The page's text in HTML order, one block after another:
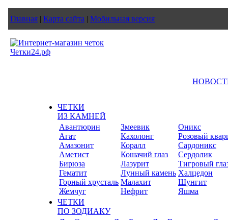
Главная | Карта сайта | Мобильная версия
ЧЕТКИ
ИЗ КАМНЕЙ
Авантюрин
Агат
Амазонит
Аметист
Бирюза
Гематит
Горный хрусталь
Жемчуг
Змеевик
Кахолонг
Коралл
Кошачий глаз
Лазурит
Лунный камень
Малахит
Нефрит
Оникс
Розовый
Сардоникс
Сердолик
Тигровый
Халцедон
Шунгит
Яшма
ЧЕТКИ
ПО ЗОДИАКУ